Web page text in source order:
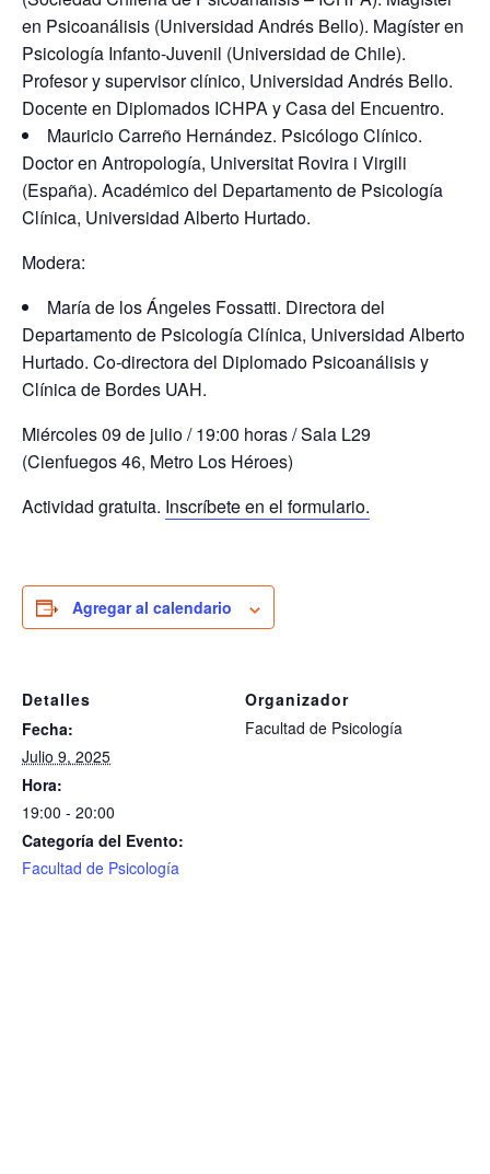
en Psicoanálisis (Universidad Andrés Bello). Magíster en
Psicología Infanto-Juvenil (Universidad de Chile).
Profesor y supervisor clínico, Universidad Andrés Bello.
Docente en Diplomados ICHPA y Casa del Encuentro.
Mauricio Carreño Hernández. Psicólogo Clínico.
Doctor en Antropología, Universitat Rovira i Virgili
(España). Académico del Departamento de Psicología
Clínica, Universidad Alberto Hurtado.
Modera:
María de los Ángeles Fossatti. Directora del
Departamento de Psicología Clínica, Universidad Alberto
Hurtado. Co-directora del Diplomado Psicoanálisis y
Clínica de Bordes UAH.
Miércoles 09 de julio / 19:00 horas / Sala L29
(Cienfuegos 46, Metro Los Héroes)
Actividad gratuita. Inscríbete en el formulario.
Agregar al calendario
Detalles
Fecha:
Julio 9, 2025
Hora:
19:00 - 20:00
Categoría del Evento:
Facultad de Psicología
Organizador
Facultad de Psicología